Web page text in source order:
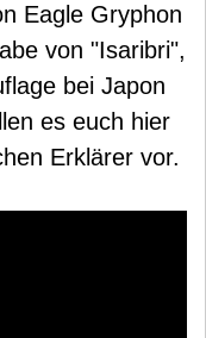
Eagle Gryphon
von "Isaribri",
bei Japon
es euch hier
Erklärer vor.